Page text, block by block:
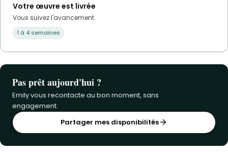
Votre œuvre est livrée
Vous suivez l'avancement.
1 à 4 semaines
Pas prêt aujourd'hui ?
Emily vous recontacte au bon moment, sans
engagement.
Partager mes disponibilités